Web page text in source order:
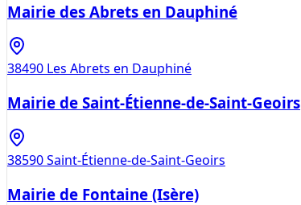
Mairie des Abrets en Dauphiné
38490 Les Abrets en Dauphiné
Mairie de Saint-Étienne-de-Saint-Geoirs
38590Saint-Étienne-de-Saint-Geoirs
Mairie de Fontaine (Isère)